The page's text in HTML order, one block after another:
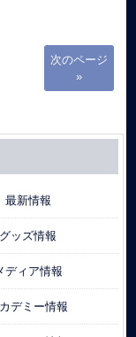
次のページ
»
最新情報
グッズ情報
ディア情報
デミー情報